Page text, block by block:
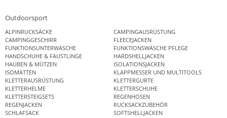
Outdoorsport
ALPINRUCKSÄCKE
CAMPINGAUSRÜSTUNG
CAMPINGGESCHIRR
FLEECEJACKEN
FUNKTIONSUNTERWÄSCHE
FUNKTIONSWÄSCHE PFLEGE
HANDSCHUHE & FÄUSTLINGE
HARDSHELLJACKEN
HAUBEN & MÜTZEN
ISOLATIONSJACKEN
ISOMATTEN
KLAPPMESSER UND MULTITOOLS
KLETTERAUSRÜSTUNG
KLETTERGURTE
KLETTERHELME
KLETTERSCHUHE
KLETTERSTEIGSETS
REGENHOSEN
REGENJACKEN
RUCKSACKZUBEHÖR
SCHLAFSACK
SOFTSHELLJACKEN